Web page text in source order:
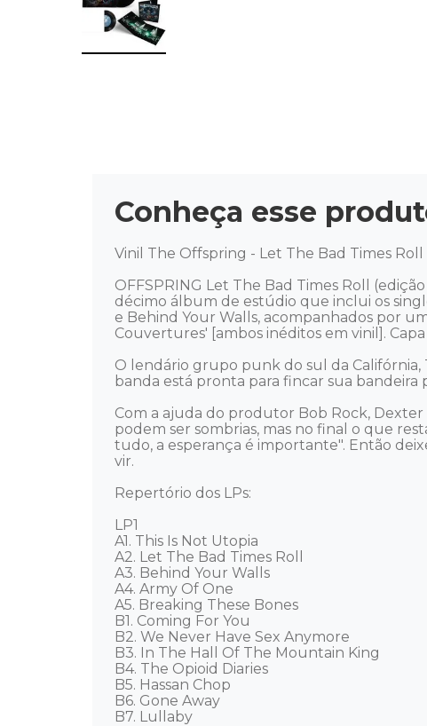
Conheça esse
Vinil The Offspring - Let The Bad Times
OFFSPRING Let The Bad Times Roll
décimo álbum de estúdio que inclui os
e Behind Your Walls, acompanhados por
Couvertures' [ambos inéditos em vinil].
O lendário grupo punk do sul da
banda está pronta para fincar sua
Com a ajuda do produtor Bob Rock,
podem ser sombrias, mas no final o que
tudo, a esperança é importante". Então
vir.
Repertório dos LPs:
LP1
A1. This Is Not Utopia
A2. Let The Bad Times Roll
A3. Behind Your Walls
A4. Army Of One
A5. Breaking These Bones
B1. Coming For You
B2. We Never Have Sex Anymore
B3. In The Hall Of The Mountain King
B4. The Opioid Diaries
B5. Hassan Chop
B6. Gone Away
B7. Lullaby